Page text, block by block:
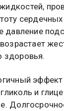
давление
здоровья.
и